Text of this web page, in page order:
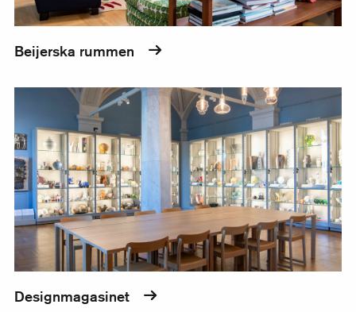
Beijerska rummen
Designmagasinet
Designmagasinet